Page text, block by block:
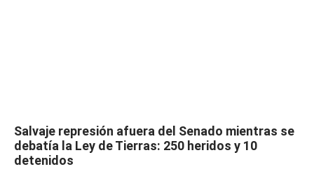
Salvaje represión afuera del Senado mientras se
debatía la Ley de Tierras: 250 heridos y 10
detenidos